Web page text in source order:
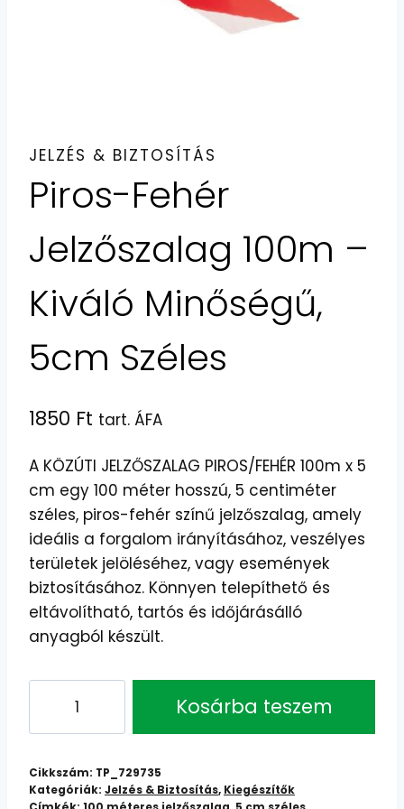
JELZÉS & BIZTOSÍTÁS
Piros-Fehér
Jelzőszalag 100m –
Kiváló Minőségű,
5cm Széles
1850 Ft tart. ÁFA
A KÖZÚTI JELZŐSZALAG PIROS/FEHÉR 100m x 5
cm egy 100 méter hosszú, 5 centiméter
széles, piros-fehér színű jelzőszalag, amely
ideális a forgalom irányításához, veszélyes
területek jelöléséhez, vagy események
biztosításához. Könnyen telepíthető és
eltávolítható, tartós és időjárásálló
anyagból készült.
Jelzőszalag
100m
-
Kosárba teszem
Cikkszám: TP_729735
Kategóriák: Jelzés & Biztosítás, Kiegészítők